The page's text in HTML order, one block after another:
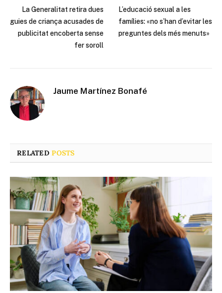
La Generalitat retira dues
guies de criança acusades de
publicitat encoberta sense
fer soroll
L’educació sexual a les
famílies: «no s’han d’evitar les
preguntes dels més menuts»
Jaume Martínez Bonafé
RELATEDPOSTS